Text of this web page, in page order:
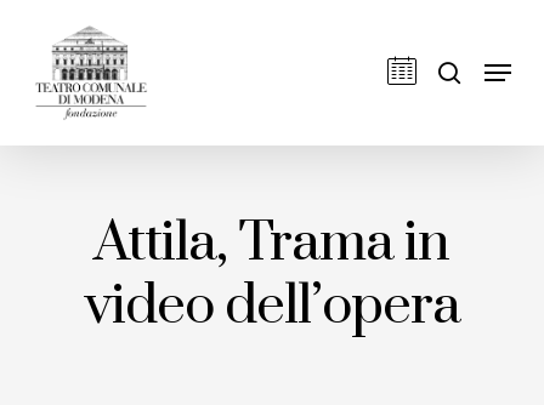
main
content
Attila, Trama in
video dell’opera